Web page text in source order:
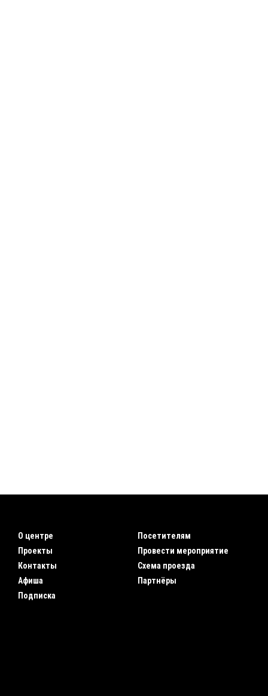
О центре
Проекты
Контакты
Афиша
Подписка
Посетителям
Провести мероприятие
Схема проезда
Партнёры